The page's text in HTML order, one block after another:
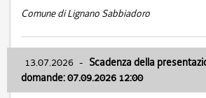
Comune di Lignano Sabbiadoro
13.07.2026 - Scadenza della
domande: 07.09.2026 12:00